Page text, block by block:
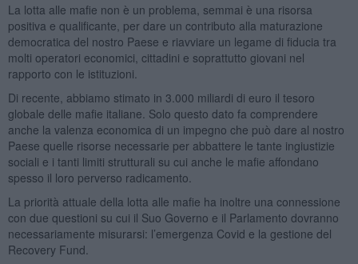
La lotta alle mafie non è un problema, semmai è una risorsa
positiva e qualificante, per dare un contributo alla maturazione
democratica del nostro Paese e riavviare un legame di fiducia tra
molti operatori economici, cittadini e soprattutto giovani nel
rapporto con le istituzioni.
Di recente, abbiamo stimato in 3.000 miliardi di euro il tesoro
globale delle mafie italiane. Solo questo dato fa comprendere
anche la valenza economica di un impegno che può dare al nostro
Paese quelle risorse necessarie per abbattere le tante ingiustizie
sociali e i tanti limiti strutturali su cui anche le mafie affondano
spesso il loro perverso radicamento.
La priorità attuale della lotta alle mafie ha inoltre una connessione
con due questioni su cui il Suo Governo e il Parlamento dovranno
necessariamente misurarsi: l’emergenza Covid e la gestione del
Recovery Fund.